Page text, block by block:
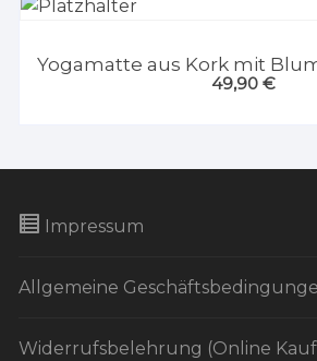
Yogamatte aus Kork mit
49,90€
Impressum
Allgemeine
Widerrufsbelehrung (Online